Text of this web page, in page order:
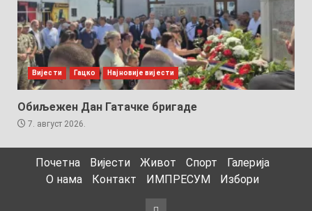
Вијести Гацко Најновије вијести
Обиљежен Дан Гатачке бригаде
7. август 2026.
Почетна Вијести Живот Спорт
Галерија
О нама
Контакт ИМПРЕСУМ Избори
Избори